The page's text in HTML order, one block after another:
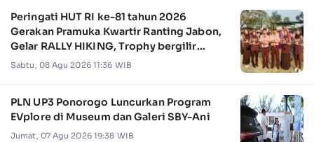
Peringati HUT RI ke-81 tahun 2026
Gerakan Pramuka Kwartir Ranting Jabon,
Gelar RALLY HIKING, Trophy bergilir
Camat Jabon
Sabtu, 08 Agu 2026 11:36 WIB
PLN UP3 Ponorogo Luncurkan Program
EVplore di Museum dan Galeri SBY-Ani
Jumat, 07 Agu 2026 19:38 WIB